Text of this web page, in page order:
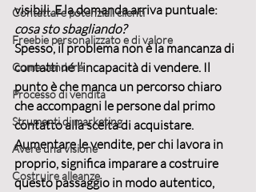
Contattare potenziali clienti
Freebie personalizzato e di valore
Come vendere
Processo di vendita
Strumenti di marketing
Avere una visione
Costruire alleanze
visibili. E la domanda arriva puntuale:
cosa sto sbagliando?
Spesso, il problema non è la mancanza di
contatti né l’incapacità di vendere. Il
punto è che manca un percorso chiaro
che accompagni le persone dal primo
contatto alla scelta di acquistare.
Aumentare le vendite, per chi lavora in
proprio, significa imparare a costruire
questo passaggio in modo autentico,